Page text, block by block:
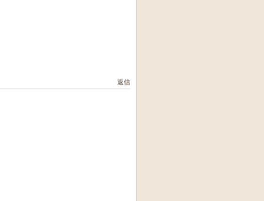
返信